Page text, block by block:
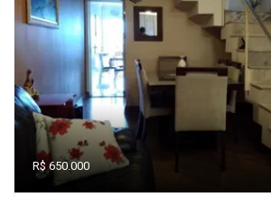
R$ 650.000